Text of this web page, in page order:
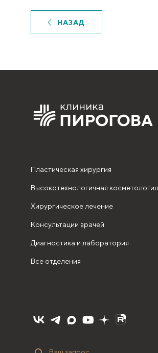
НАЗАД
Пластическая хирургия
Высокотехнологичная косметология
Хирургическое лечение
Консультации врачей
Диагностика и лаборатория
Все отделения